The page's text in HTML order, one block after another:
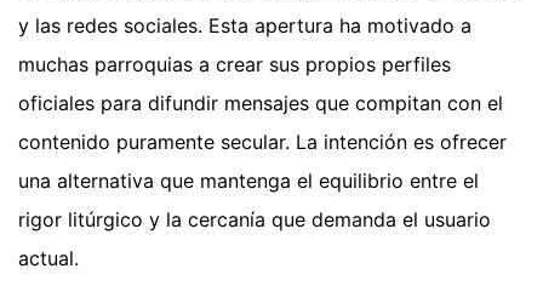
y las redes sociales. Esta apertura ha motivado a
muchas parroquias a crear sus propios perfiles
oficiales para difundir mensajes que compitan con el
contenido puramente secular. La intención es ofrecer
una alternativa que mantenga el equilibrio entre el
rigor litúrgico y la cercanía que demanda el usuario
actual.